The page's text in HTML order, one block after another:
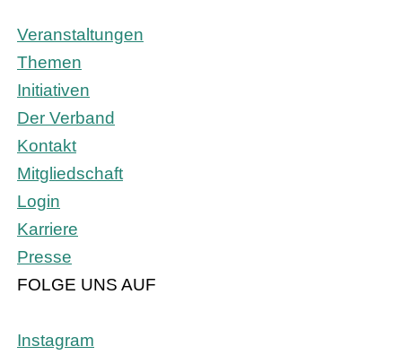
Veranstaltungen
Themen
Initiativen
Der Verband
Kontakt
Mitgliedschaft
Login
Karriere
Presse
FOLGE UNS AUF
Instagram